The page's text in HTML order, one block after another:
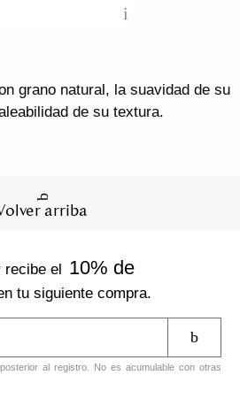
grano natural, la suavidad de su
de su textura.
arriba
recibe el 10% de
tu siguiente compra.
al registro. No es acumulable con otras